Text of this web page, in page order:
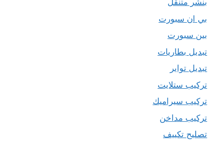
بنشر متنقل
بي ان سبورت
بين سبورت
تبديل بطاريات
تبديل تواير
تركيب ستلايت
تركيب سيراميك
تركيب مداخن
تصليح تكييف